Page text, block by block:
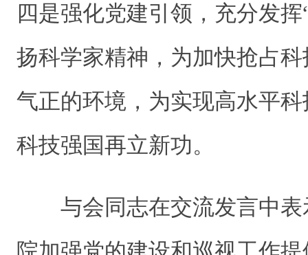
四是强化党建引领，充分发
扬科学家精神，为加快抢占
气正的环境，为实现高水平
科技强国再立新功。
与会同志在交流发言中